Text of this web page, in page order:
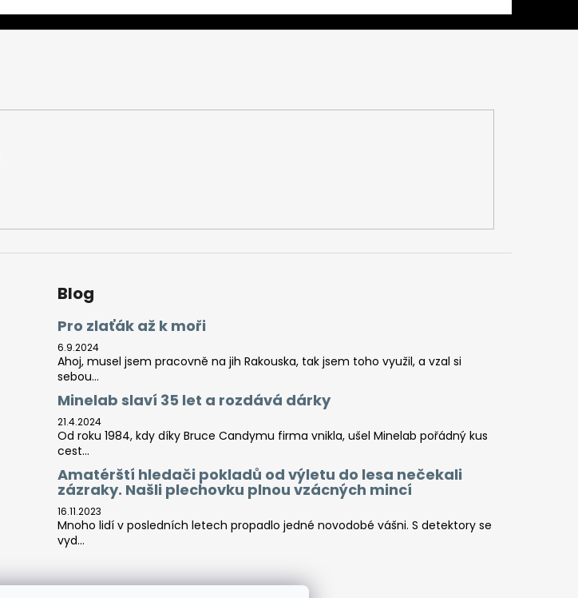
Blog
Pro zlaťák až k moři
6.9.2024
Ahoj, musel jsem pracovně na jih Rakouska, tak jsem toho využil, a vzal si
sebou...
Minelab slaví 35 let a rozdává dárky
21.4.2024
Od roku 1984, kdy díky Bruce Candymu firma vnikla, ušel Minelab pořádný kus
cest...
Amatérští hledači pokladů od výletu do lesa nečekali
zázraky. Našli plechovku plnou vzácných mincí
16.11.2023
Mnoho lidí v posledních letech propadlo jedné novodobé vášni. S detektory se
vyd...